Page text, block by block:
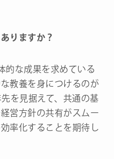
りますか？
的な成果を求めている
教養を身につけるのが
を見据えて、共通の基
営方針の共有がスムー
率化することを期待し